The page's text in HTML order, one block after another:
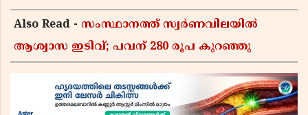
Also Read - സംസ്ഥാനത്ത് സ്വര്‍ണവിലയില്‍
ആശ്വാസ ഇടിവ്; പവന് 280 രൂപ കുറഞ്ഞു